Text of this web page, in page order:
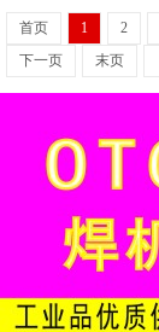
首页 1 2
下一页
末页